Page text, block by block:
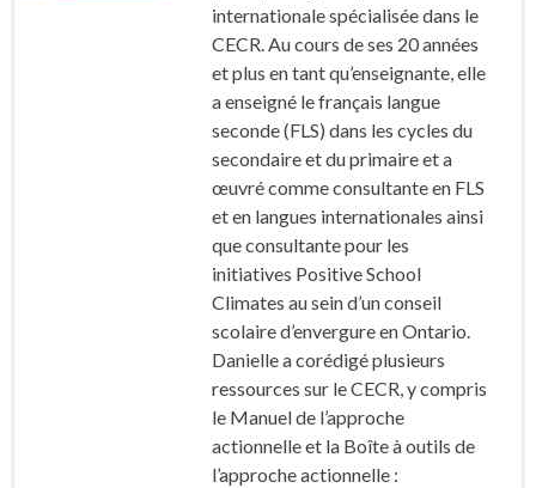
internationale spécialisée dans le
CECR. Au cours de ses 20 années
et plus en tant qu’enseignante, elle
a enseigné le français langue
seconde (FLS) dans les cycles du
secondaire et du primaire et a
œuvré comme consultante en FLS
et en langues internationales ainsi
que consultante pour les
initiatives Positive School
Climates au sein d’un conseil
scolaire d’envergure en Ontario.
Danielle a corédigé plusieurs
ressources sur le CECR, y compris
le Manuel de l’approche
actionnelleet la Boîte à outils de
l’approche actionnelle :